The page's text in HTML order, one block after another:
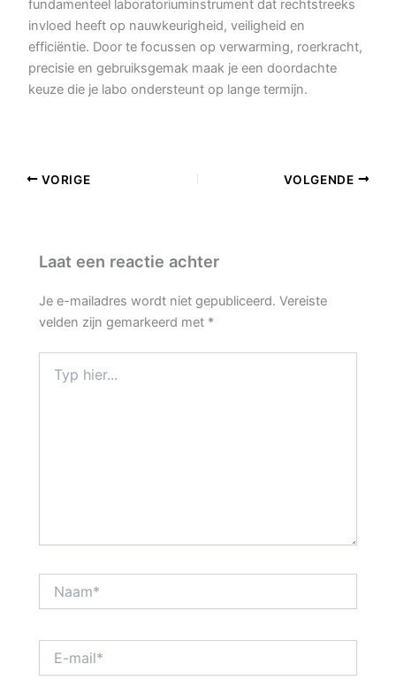
fundamenteel laboratoriuminstrument dat rechtstreeks
invloed heeft op nauwkeurigheid, veiligheid en
efficiëntie. Door te focussen op verwarming, roerkracht,
precisie en gebruiksgemak maak je een doordachte
keuze die je labo ondersteunt op lange termijn.
VORIGE VOLGENDE
Laat een reactie achter
Je e-mailadres wordt niet gepubliceerd. Vereiste
velden zijn gemarkeerd met *
hier...
mail*